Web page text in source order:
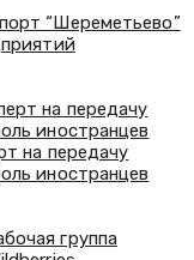
“Шереметьево”
на передачу
иностранцев